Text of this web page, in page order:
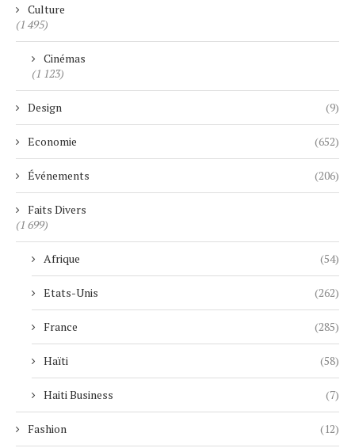
Culture
(1 495)
Cinémas
(1 123)
Design (9)
Economie (652)
Événements (206)
Faits Divers
(1 699)
Afrique (54)
Etats-Unis (262)
France (285)
Haïti (58)
Haiti Business (7)
Fashion (12)